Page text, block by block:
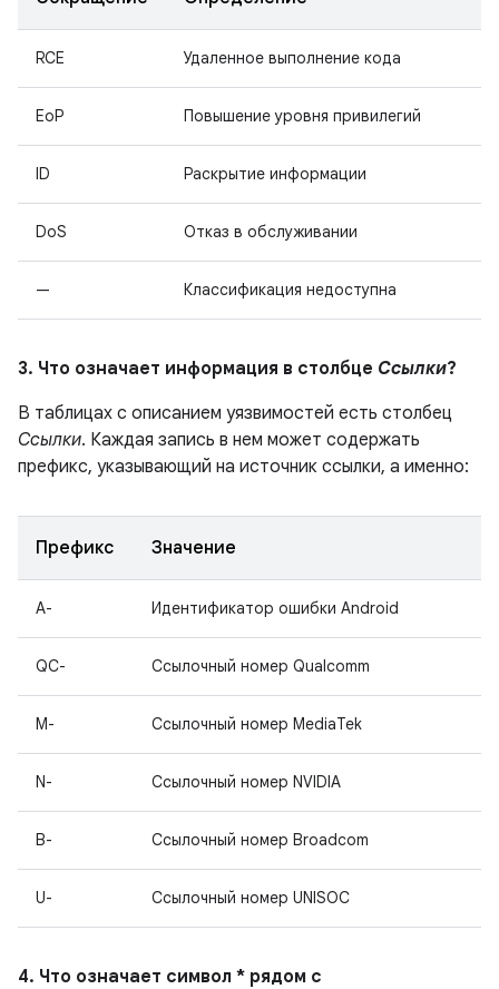
RCE Удаленное выполнение кода
EoP Повышение уровня привилегий
ID Раскрытие информации
DoS Отказ в обслуживании
— Классификация недоступна
3. Что означает информация в столбце Ссылки?
В таблицах с описанием уязвимостей есть столбец
Ссылки. Каждая запись в нем может содержать
префикс, указывающий на источник ссылки, а именно:
Префикс Значение
A- Идентификатор ошибки Android
QC- Ссылочный номер Qualcomm
M- Ссылочный номер MediaTek
N- Ссылочный номер NVIDIA
B- Ссылочный номер Broadcom
U- Ссылочный номер UNISOC
4. Что означает символ * рядом с